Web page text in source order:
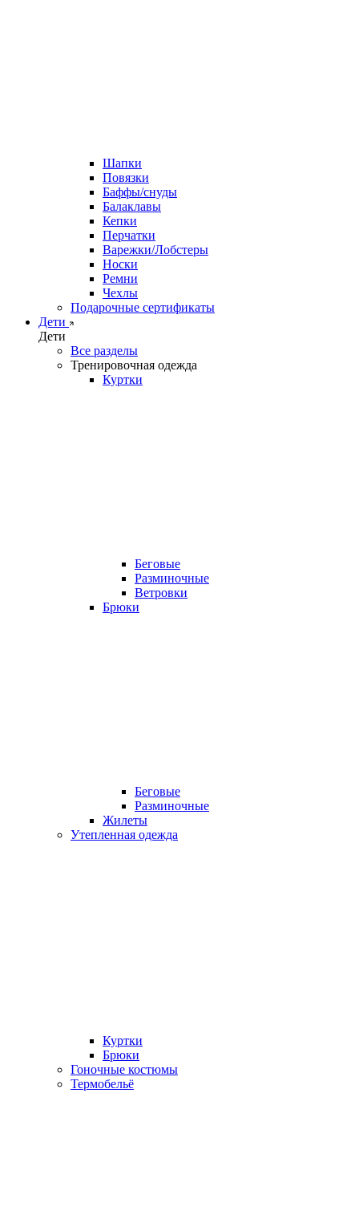
Шапки
Повязки
Баффы/снуды
Балаклавы
Кепки
Перчатки
Варежки/Лобстеры
Носки
Ремни
Чехлы
Подарочные сертификаты
Дети
Дети
Все разделы
Тренировочная одежда
Куртки
Беговые
Разминочные
Ветровки
Брюки
Беговые
Разминочные
Жилеты
Утепленная одежда
Куртки
Брюки
Гоночные костюмы
Термобельё